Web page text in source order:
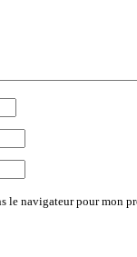
le navigateur pour mon